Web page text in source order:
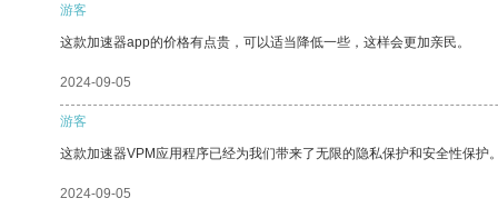
游客
这款加速器app的价格有点贵，可以适当降低一些，这样会更加亲民。
2024-09-05
游客
这款加速器VPM应用程序已经为我们带来了无限的隐私保护和安全性保护
2024-09-05